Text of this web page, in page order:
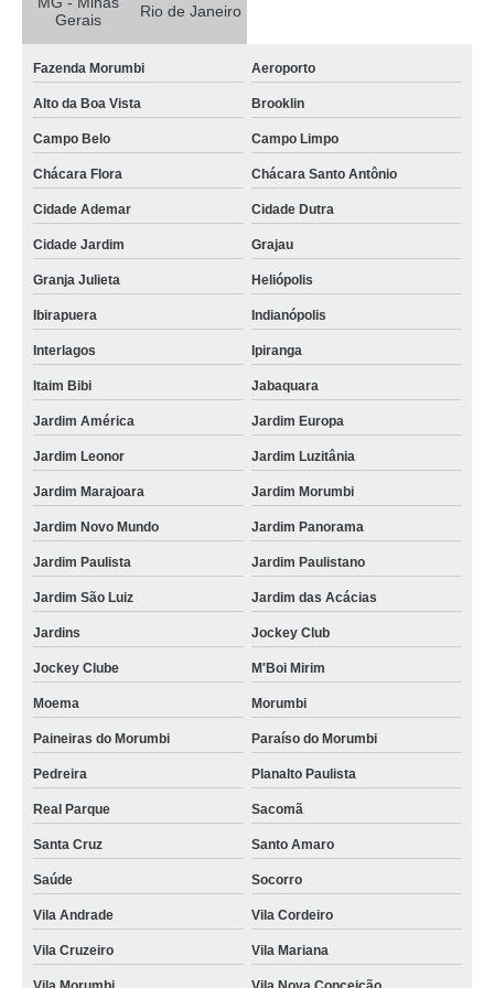
descarte de equipamentos informática itatiaia
descarte de equipamentos de ti valor Jandira
descarte de aparelhos celulares Centro
empresa de descarte equipamentos de armazenamento Santa Isabel
empresa de descarte de aparelhos celulares Tremembé
empresa de descarte de equipamentos eletrônicos Mauá
orçamento de descarte equipamentos de armazenamento Piracicaba
descarte de equipamentos de armazenamento de dados Presidente
descarte equipamentos informática valor Belo Horizonte
descarte equipamentos de ti Vila Maria
orçamento de descarte de equipamentos informática Vila Morumbi
descarte de equipamentos de informática valor Itupeva
descarte de equipamentos ti valor Paiol Grande
descarte de equipamentos informática valor Amparo
descarte equipamentos de ti orçamento Vargem Grande Paulista
orçamento de descarte de equipamentos informática Jardim Novo Mundo
empresa de descarte de equipamentos de ti Brasilândia
descarte de equipamentos eletrônicos valor Salto
descarte de equipamentos de dados Santo Antônio da Posse
orçamento de descarte de equipamentos de ti São José do Rio Preto
empresa de descarte de equipamentos de informática Vila Cruzeiro
orçamento de descarte equipamentos de ti São Lourenço da Serra
Gerais
Rio de Janeiro
Fazenda Morumbi Aeroporto
Alto da Boa Vista Brooklin
Campo Belo Campo Limpo
Chácara Flora Chácara Santo Antônio
Cidade Ademar Cidade Dutra
Cidade Jardim Grajau
Granja Julieta Heliópolis
Ibirapuera Indianópolis
Interlagos Ipiranga
Itaim Bibi Jabaquara
Jardim América Jardim Europa
Jardim Leonor Jardim Luzitânia
Jardim Marajoara Jardim Morumbi
Jardim Novo Mundo Jardim Panorama
Jardim Paulista Jardim Paulistano
Jardim São Luiz Jardim das Acácias
Jardins Jockey Club
Jockey Clube M'Boi Mirim
Moema Morumbi
Paineiras do Morumbi Paraíso do Morumbi
Pedreira Planalto Paulista
Real Parque Sacomã
Santa Cruz Santo Amaro
Saúde Socorro
Vila Andrade Vila Cordeiro
Vila Cruzeiro Vila Mariana